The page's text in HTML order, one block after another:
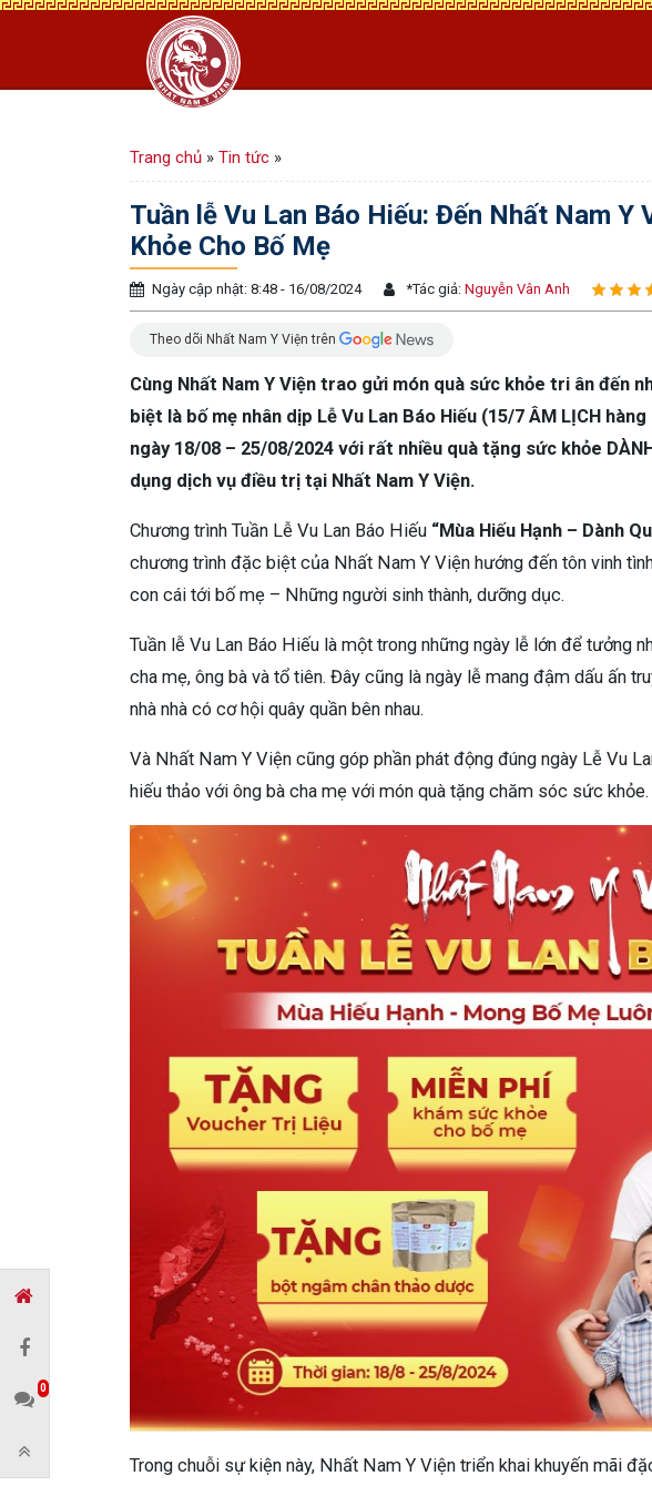
Trang chủ » Tin tức »
Tuần lễ Vu Lan Báo Hiếu: Đến Nhất Nam Y
Khỏe Cho Bố Mẹ
Ngày cập nhật: 8:48 - 16/08/2024 *Tác giả: Nguyễn Vân Anh
Theo dõi Nhất Nam Y Viện trên
Cùng Nhất Nam Y Viện trao gửi món quà sức khỏe tri ân đến
biệt là bố mẹ nhân dịp Lễ Vu Lan Báo Hiếu (15/7 ÂM LỊCH
ngày 18/08 – 25/08/2024 với rất nhiều quà tặng sức khỏe
dụng dịch vụ điều trị tại Nhất Nam Y Viện.
Chương trình Tuần Lễ Vu Lan Báo Hiếu “Mùa Hiếu Hạnh – Dành
chương trình đặc biệt của Nhất Nam Y Viện hướng đến tôn vinh
con cái tới bố mẹ – Những người sinh thành, dưỡng dục.
Tuần lễ Vu Lan Báo Hiếu là một trong những ngày lễ lớn để tưởng
cha mẹ, ông bà và tổ tiên. Đây cũng là ngày lễ mang đậm dấu ấn
nhà nhà có cơ hội quây quần bên nhau.
Và Nhất Nam Y Viện cũng góp phần phát động đúng ngày Lễ Vu
hiếu thảo với ông bà cha mẹ với món quà tặng chăm sóc sức khỏe.
Trong chuỗi sự kiện này, Nhất Nam Y Viện triển khai khuyến mãi
0